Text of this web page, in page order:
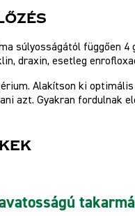
súlyosságától függően
draxin, esetleg
Alakítson ki
azt. Gyakran fordulnak